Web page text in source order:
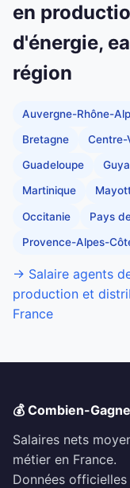
en
d'énergie,
région
Auvergne-Rhône-
Bretagne Centre-
Guadeloupe
Martinique
Occitanie Pays
Provence-Alpes-
→ Salaire agents
production et
France
💰 Combien-
Salaires nets
métier en France.
Données officielles